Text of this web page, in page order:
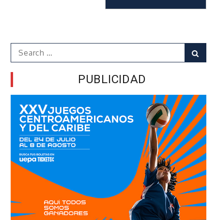
Search
for:
PUBLICIDAD